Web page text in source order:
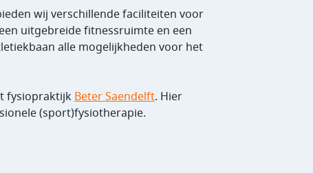
wij verschillende faciliteiten voor
uitgebreide fitnessruimte en een
alle mogelijkheden voor het
fysiopraktijk Beter Saendelft. Hier
(sport)fysiotherapie.